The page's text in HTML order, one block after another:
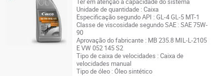
Unidade de quantidade : Caixa
Especificação segundo API : GL-4 GL-5 MT-1
Classe de viscosidade segundo SAE : SAE 75W-
90
Aprovação do fabricante : MB 235.8 MIL-L-2105
E VW 052 145 S2
Tipo de caixa de velocidades : Caixa de
velocidades manual
Tipo de óleo : Óleo sintético